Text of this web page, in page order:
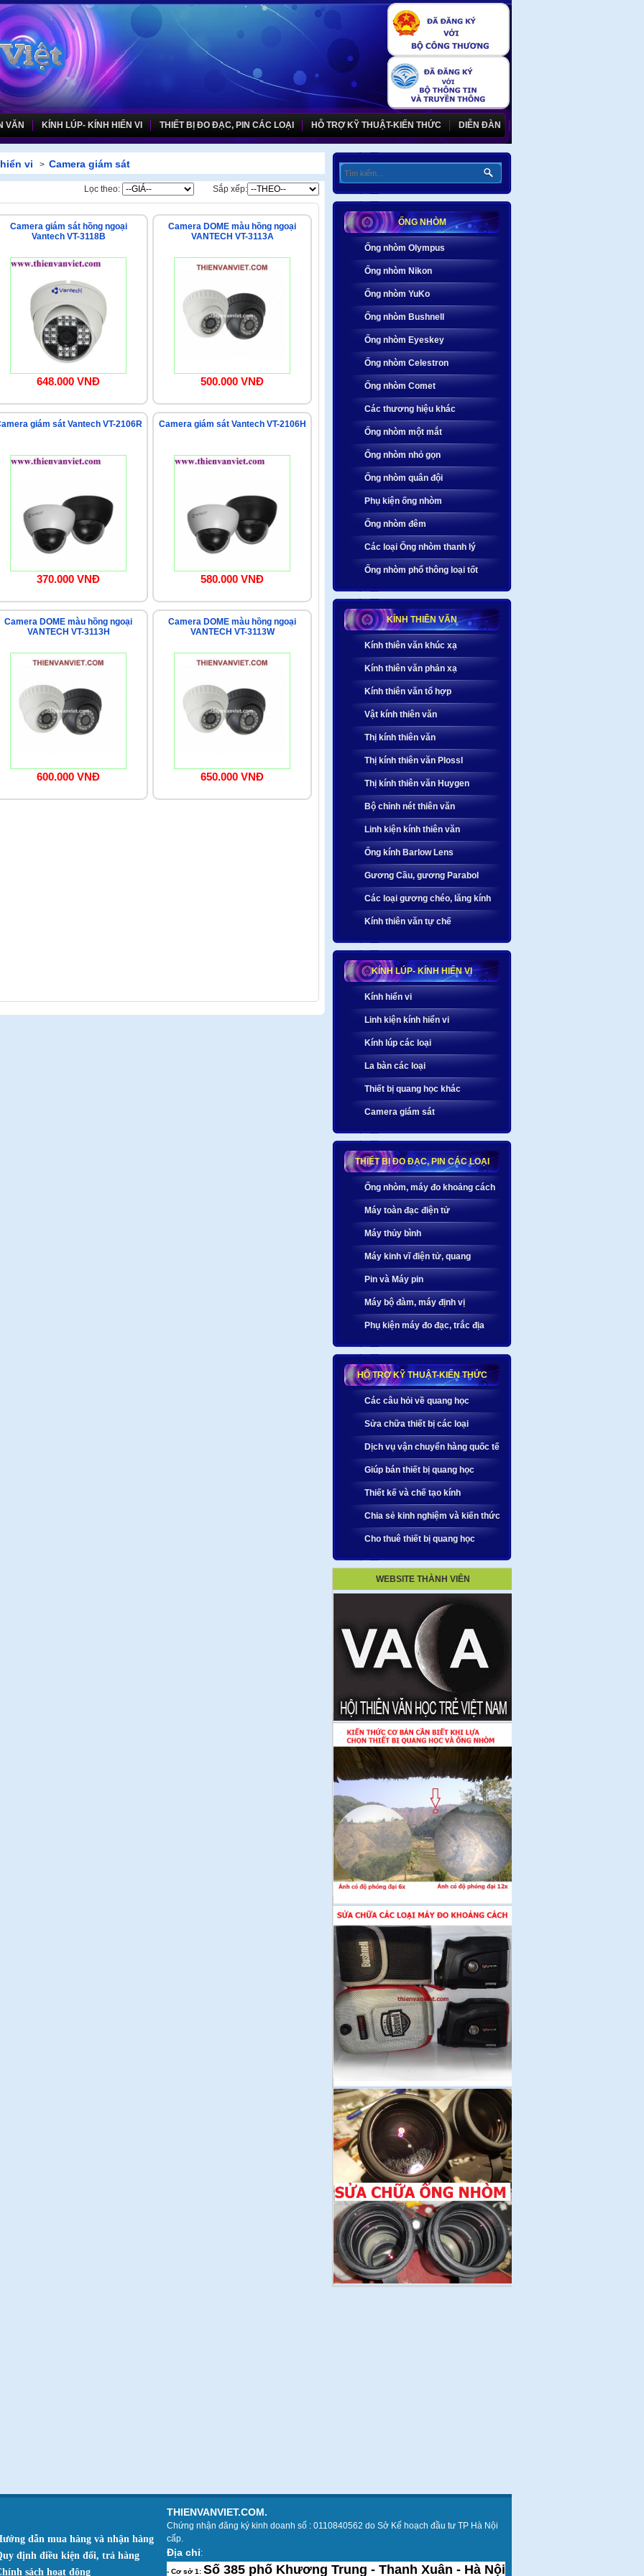
VĂN KÍNH LÚP- KÍNH HIỂN VI THIẾT BỊ ĐO ĐẠC, PIN CÁC LOẠI HỖ TRỢ KỸ THUẬT-KIẾN THỨC DIỄN ĐÀN
vi > Camera giám sát
Lọc theo: Sắp xếp:
Camera giám sát hồng ngoại
Vantech VT-3118B
648.000 VNĐ
Camera DOME màu hồng ngoại
VANTECH VT-3113A
500.000 VNĐ
giám sát Vantech VT-2106R
370.000 VNĐ
Camera giám sát Vantech VT-2106H
580.000 VNĐ
Camera DOME màu hồng ngoại
VANTECH VT-3113H
600.000 VNĐ
Camera DOME màu hồng ngoại
VANTECH VT-3113W
650.000 VNĐ
ỐNG NHÒM
Ống nhòm Olympus
Ống nhòm Nikon
Ống nhòm YuKo
Ống nhòm Bushnell
Ống nhòm Eyeskey
Ống nhòm Celestron
Ống nhòm Comet
Các thương hiệu khác
Ống nhòm một mắt
Ống nhòm nhỏ gọn
Ống nhòm quân đội
Phụ kiện ống nhòm
Ống nhòm đêm
Các loại Ống nhòm thanh lý
Ống nhòm phổ thông loại tốt
KÍNH THIÊN VĂN
Kính thiên văn khúc xạ
Kính thiên văn phản xạ
Kính thiên văn tổ hợp
Vật kính thiên văn
Thị kính thiên văn
Thị kính thiên văn Plossl
Thị kính thiên văn Huygen
Bộ chỉnh nét thiên văn
Linh kiện kính thiên văn
Ống kính Barlow Lens
Gương Cầu, gương Parabol
Các loại gương chéo, lăng kính
Kính thiên văn tự chế
KÍNH LÚP- KÍNH HIỂN VI
Kính hiển vi
Linh kiện kính hiển vi
Kính lúp các loại
La bàn các loại
Thiết bị quang học khác
Camera giám sát
THIẾT BỊ ĐO ĐẠC, PIN CÁC LOẠI
Ống nhòm, máy đo khoảng cách
Máy toàn đạc điện tử
Máy thủy bình
Máy kinh vĩ điện tử, quang
Pin và Máy pin
Máy bộ đàm, máy định vị
Phụ kiện máy đo đạc, trắc địa
HỖ TRỢ KỸ THUẬT-KIẾN THỨC
Các câu hỏi về quang học
Sửa chữa thiết bị các loại
Dịch vụ vận chuyển hàng quốc tế
Giúp bán thiết bị quang học
Thiết kế và chế tạo kính
Chia sẻ kinh nghiệm và kiến thức
Cho thuê thiết bị quang học
WEBSITE THÀNH VIÊN
dẫn mua hàng và nhận hàng
định điều kiện đổi, trả hàng
sách hoạt động
THIENVANVIET.COM.
Chứng nhận đăng ký kinh doanh số : 0110840562 do Sở Kế hoạch đầu tư TP Hà Nội
cấp.
Địa chỉ:
- Cơ sở 1: Số 385 phố Khương Trung - Thanh Xuân - Hà Nội